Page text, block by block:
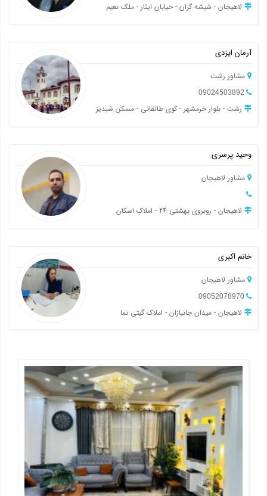
لاهیجان - شیشه گران - خیابان ایثار - ملک نعیم
آرمان ایزدی
مشاور رشت
رشت - بلوار خرمشهر - کوی طالقانی - مسکن شبدیز
وحید پرسری
مشاور لاهیجان
لاهیجان - روبروی بهشتی 24 - املاک اسکان
خانم اکبری
مشاور لاهیجان
لاهیجان - میدان جانبازان - املاک گیتی نما